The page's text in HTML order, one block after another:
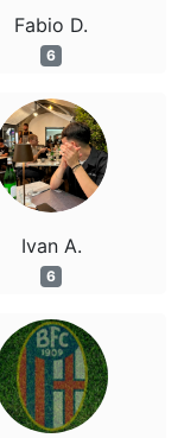
Fabio D.
6
Ivan A.
6